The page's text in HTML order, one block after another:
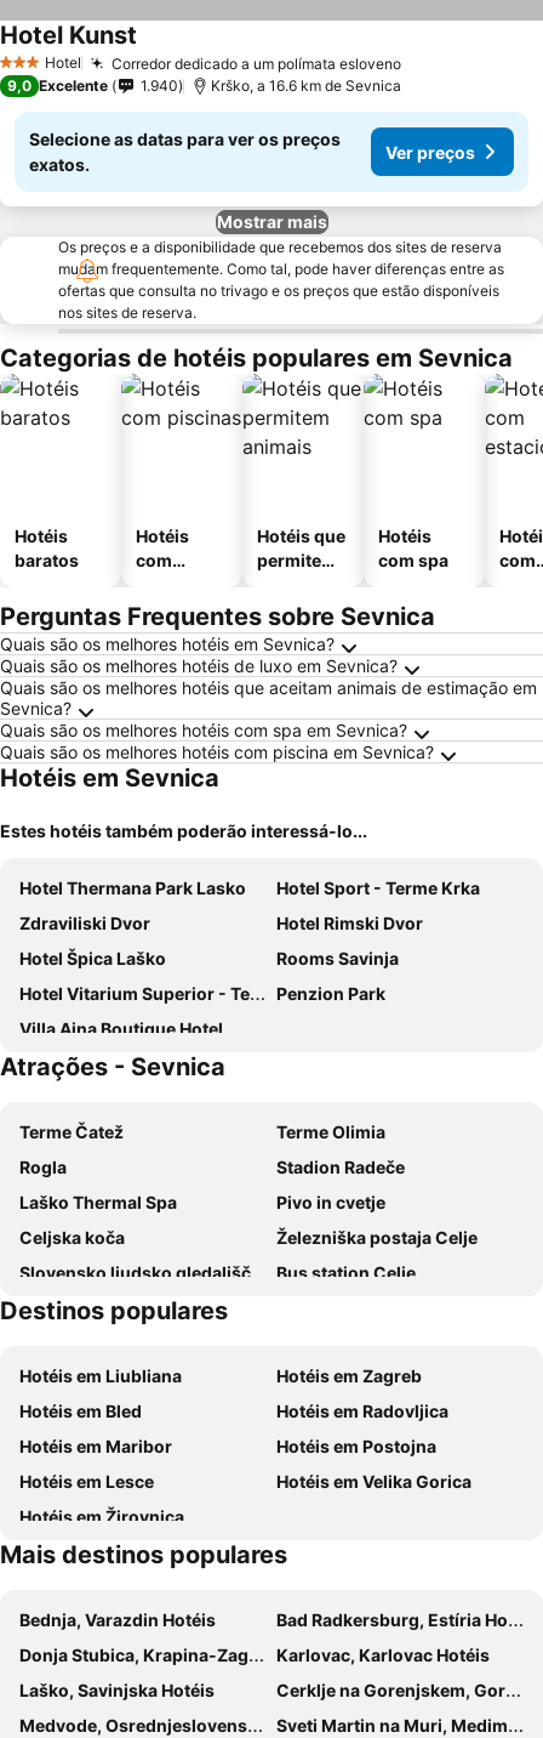
3 EstrelasHotel Corredor dedicado a um polímata esloveno
Hotel Kunst
9,0 Excelente 1.940 Krško, a 16.6 km de Sevnica
Selecione as datas para ver os preços
exatos.
Ver preços
Mostrar mais
Os preços e a disponibilidade que recebemos dos sites de reserva
mudam frequentemente. Como tal, pode haver diferenças entre as
ofertas que consulta no trivago e os preços que estão disponíveis
nos sites de reserva.
Categorias de hotéis populares em Sevnica
Hotéis
baratos
Hotéis
com
Hotéis que
permitem
Hotéis
com spa
com
Perguntas Frequentes sobre Sevnica
Quais são os melhores hotéis em Sevnica?
Quais são os melhores hotéis de luxo em Sevnica?
Quais são os melhores hotéis que aceitam animais de estimação em
Sevnica?
Quais são os melhores hotéis com spa em Sevnica?
Quais são os melhores hotéis com piscina em Sevnica?
Hotéis em Sevnica
Estes hotéis também poderão interessá-lo...
Hotel Thermana Park Lasko
Hotel Sport - Terme Krka
Zdraviliski Dvor
Hotel Rimski Dvor
Hotel Špica Laško
Rooms Savinja
Hotel Vitarium Superior - Terme Krka
Penzion Park
Villa Aina Boutique Hotel
Atrações - Sevnica
Terme Čatež
Terme Olimia
Rogla
Stadion Radeče
Laško Thermal Spa
Pivo in cvetje
Celjska koča
Železniška postaja Celje
Slovensko ljudsko gledališče Celje
Bus station Celje
Brežice
Kongo
Šmartinsko jezero
Bela
Marela
Destinos populares
Hotéis em Liubliana
Hotéis em Zagreb
Hotéis em Bled
Hotéis em Radovljica
Hotéis em Maribor
Hotéis em Postojna
Hotéis em Lesce
Hotéis em Velika Gorica
Hotéis em Žirovnica
Mais destinos populares
Bednja, Varazdin Hotéis
Bad Radkersburg, Estíria Hotéis
Donja Stubica, Krapina-Zagorje Hotéis
Karlovac, Karlovac Hotéis
Laško, Savinjska Hotéis
Cerklje na Gorenjskem, Gorenjska Hotéis
Medvode, Osrednjeslovenska Hotéis
Sveti Martin na Muri, Medimurje Hotéis